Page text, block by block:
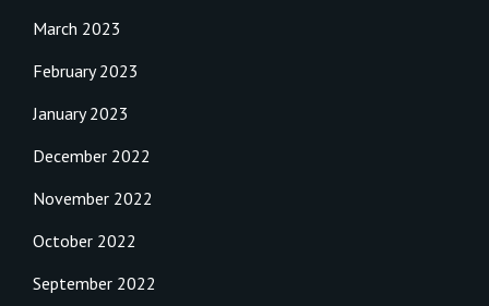
March 2023
February 2023
January 2023
December 2022
November 2022
October 2022
September 2022